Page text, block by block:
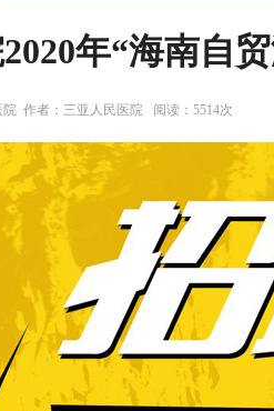
年“海南自
作者：三亚人民医院 阅读：5514次